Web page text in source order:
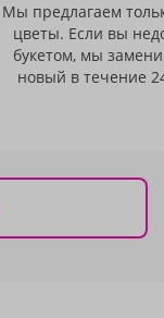
Мы предлагаем
цветы. Если вы
букетом, мы
новый в течение